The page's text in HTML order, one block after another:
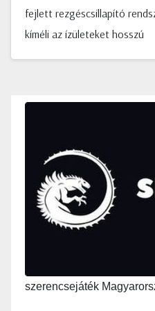
fejlett rezgéscsillapító
kíméli az ízületeket hosszú
szerencsejáték